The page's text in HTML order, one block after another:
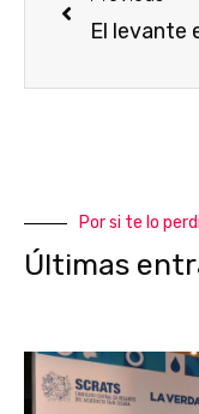
Por si te lo
Últimas